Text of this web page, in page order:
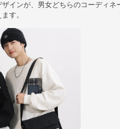
インが、男女どちらのコーディネ
す。